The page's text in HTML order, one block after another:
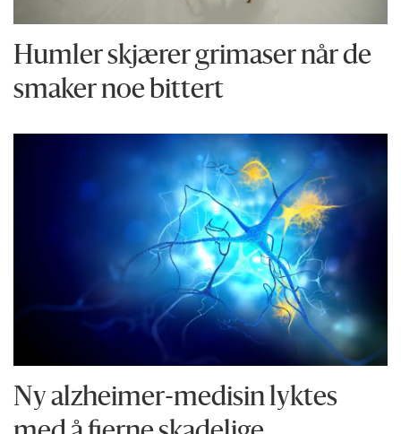
Humler skjærer grimaser når de
smaker noe bittert
Ny alzheimer-medisin lyktes